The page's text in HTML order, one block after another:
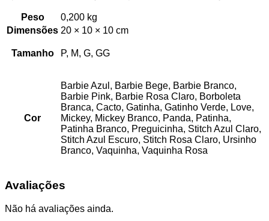
Peso
0,200 kg
Dimensões 20 × 10 × 10 cm
Tamanho P, M, G, GG
Cor
Barbie Azul, Barbie Bege, Barbie Branco,
Barbie Pink, Barbie Rosa Claro, Borboleta
Branca, Cacto, Gatinha, Gatinho Verde, Love,
Mickey, Mickey Branco, Panda, Patinha,
Patinha Branco, Preguicinha, Stitch Azul Claro,
Stitch Azul Escuro, Stitch Rosa Claro, Ursinho
Branco, Vaquinha, Vaquinha Rosa
Avaliações
Não há avaliações ainda.